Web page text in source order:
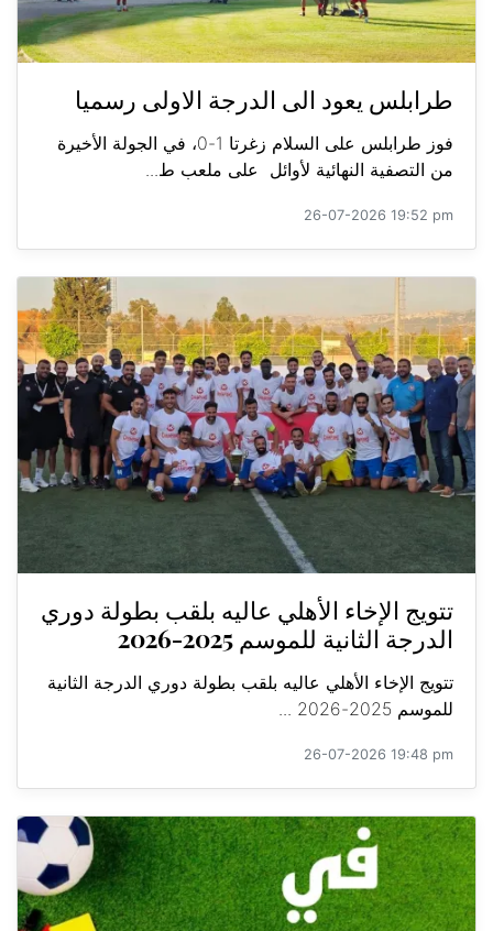
طرابلس يعود الى الدرجة الاولى رسميا
فوز طرابلس على السلام زغرتا 1-0، في الجولة الأخيرة
من التصفية النهائية لأوائل على ملعب ط...
26-07-2026 19:52 pm
تتويج الإخاء الأهلي عاليه بلقب بطولة دوري
الدرجة الثانية للموسم 2025-2026
تتويج الإخاء الأهلي عاليه بلقب بطولة دوري الدرجة الثانية
للموسم 2025-2026 ...
26-07-2026 19:48 pm